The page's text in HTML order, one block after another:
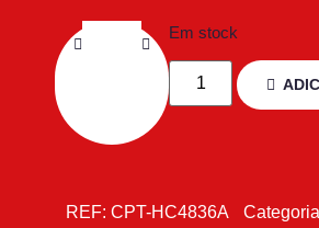
Em stock
REF: CPT-HC4836A Categoria